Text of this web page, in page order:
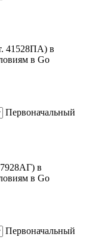
Первоначальный
Первоначальный